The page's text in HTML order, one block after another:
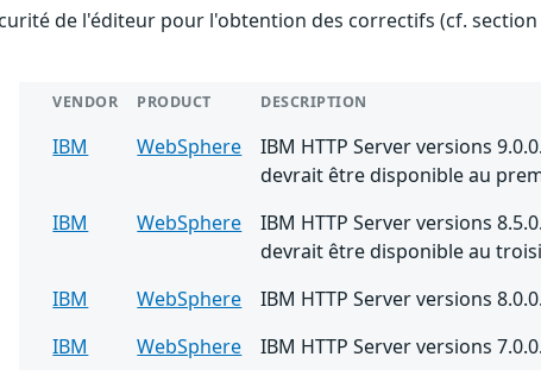
de l'éditeur pour l'obtention des correctifs (cf.
VENDOR PRODUCT DESCRIPTION
IBM WebSphere
IBM HTTP Server versions
devrait être disponible au
IBM
WebSphere
IBM HTTP Server versions
devrait être disponible au
IBM
WebSphere
IBM HTTP Server versions
IBM
WebSphere IBM HTTP Server versions